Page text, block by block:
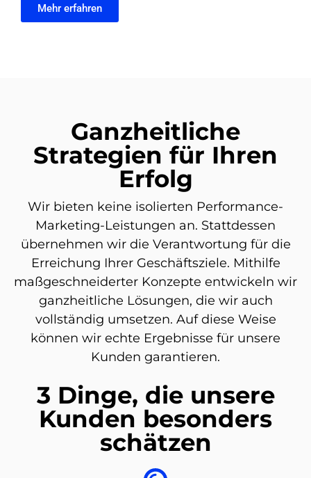
Mehr erfahren
Ganzheitliche
Strategien für Ihren
Erfolg
Wir bieten keine isolierten Performance-
Marketing-Leistungen an. Stattdessen
übernehmen wir die Verantwortung für die
Erreichung Ihrer Geschäftsziele. Mithilfe
maßgeschneiderter Konzepte entwickeln wir
ganzheitliche Lösungen, die wir auch
vollständig umsetzen. Auf diese Weise
können wir echte Ergebnisse für unsere
Kunden garantieren.
3 Dinge, die unsere
Kunden besonders
schätzen